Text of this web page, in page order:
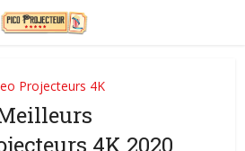
Projecteurs 4K
4K 2020